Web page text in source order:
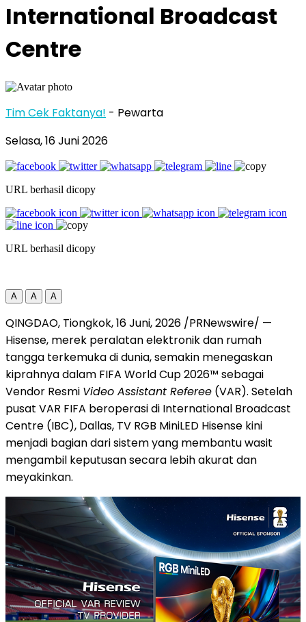
International Broadcast
Centre
Tim Cek Faktanya! - Pewarta
Selasa, 16 Juni 2026
URL berhasil dicopy
URL berhasil dicopy
A A A
QINGDAO, Tiongkok,16 Juni, 2026 /PRNewswire/ —
Hisense, merek peralatan elektronik dan rumah
tangga terkemuka di dunia, semakin menegaskan
kiprahnya dalam FIFA World Cup 2026™ sebagai
Vendor Resmi Video Assistant Referee (VAR). Setelah
pusat VAR FIFA beroperasi di International Broadcast
Centre (IBC), Dallas, TV RGB MiniLED Hisense kini
menjadi bagian dari sistem yang membantu wasit
mengambil keputusan secara lebih akurat dan
meyakinkan.